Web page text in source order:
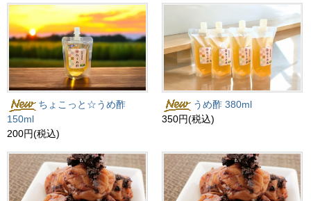
ちょこっと☆うめ酢
150ml
200円(税込)
うめ酢 380ml
350円(税込)